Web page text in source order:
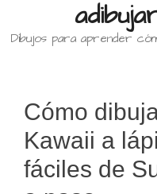
Dibujos para aprender
Cómo
Kawaii a
fáciles de